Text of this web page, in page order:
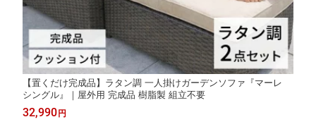
【置くだけ完成品】ラタン調 一人掛けガーデンソファ『マーレ
シングル』｜屋外用 完成品 樹脂製 組立不要
32,990 円